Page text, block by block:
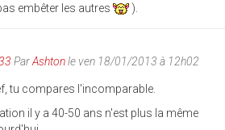
embêter les autres
).
ParAshtonle ven 18/01/2013 à 12h02
tu compares l'incomparable.
il y a 40-50 ans n'est plus la même